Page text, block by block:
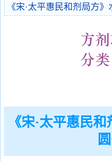
《宋·太平惠民和剂局方
《宋·太平惠民